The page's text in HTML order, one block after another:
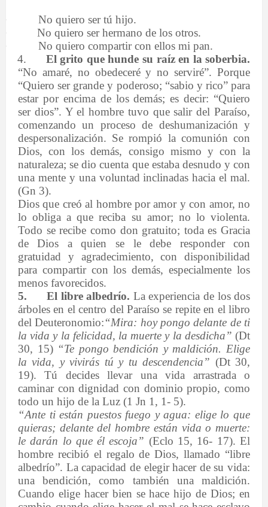
No quiero ser tú hijo.
No quiero ser hermano de los otros.
No quiero compartir con ellos mi pan.
4.
El grito que hunde su raíz en la soberbia.
“No amaré, no obedeceré y no serviré”. Porque
“Quiero ser grande y poderoso; “sabio y rico” para
estar por encima de los demás; es decir: “Quiero
ser dios”. Y el hombre tuvo que salir del Paraíso,
comenzando un proceso de deshumanización y
despersonalización. Se rompió la comunión con
Dios, con los demás, consigo mismo y con la
naturaleza; se dio cuenta que estaba desnudo y con
una mente y una voluntad inclinadas hacia el mal.
(Gn 3).
Dios que creó al hombre por amor y con amor, no
lo obliga a que reciba su amor; no lo violenta.
Todo se recibe como don gratuito; toda es Gracia
de Dios a quien se le debe responder con
gratuidad y agradecimiento, con disponibilidad
para compartir con los demás, especialmente los
menos favorecidos.
5.
El libre albedrío. La experiencia de los dos
árboles en el centro del Paraíso se repite en el libro
del Deuteronomio:“Mira: hoy pongo delante de ti
la vida y la felicidad, la muerte y la desdicha” (Dt
30, 15) “Te pongo bendición y maldición. Elige
la vida, y vivirás tú y tu descendencia” (Dt 30,
19). Tú decides llevar una vida arrastrada o
caminar con dignidad con dominio propio, como
todo un hijo de la Luz (1 Jn 1, 1- 5).
“Ante ti están puestos fuego y agua: elige lo que
quieras; delante del hombre están vida o muerte:
le darán lo que él escoja” (Eclo 15, 16- 17). El
hombre recibió el regalo de Dios, llamado “libre
albedrío”. La capacidad de elegir hacer de su vida:
una bendición, como también una maldición.
Cuando elige hacer bien se hace hijo de Dios; en